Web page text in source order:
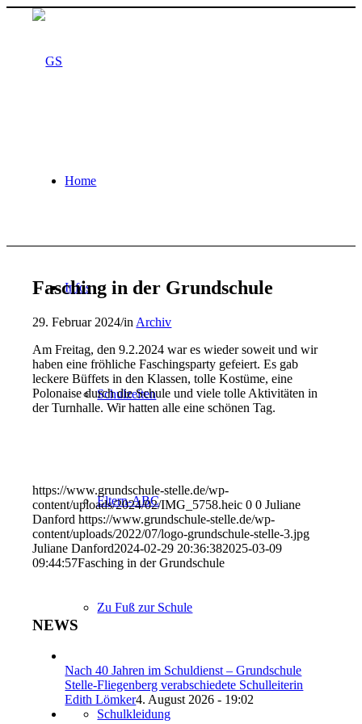
Home
Infos
Schulzeiten
Eltern-ABC
Zu Fuß zur Schule
Schulkleidung
Fasching in der Grundschule
29. Februar 2024/in Archiv
Am Freitag, den 9.2.2024 war es wieder soweit und wir
haben eine fröhliche Faschingsparty gefeiert. Es gab
leckere Büffets in den Klassen, tolle Kostüme, eine
Polonaise durch die Schule und viele tolle Aktivitäten in
der Turnhalle. Wir hatten alle eine schönen Tag.
https://www.grundschule-stelle.de/wp-
content/uploads/2024/02/IMG_5758.heic 0 0 Juliane
Danford https://www.grundschule-stelle.de/wp-
content/uploads/2022/07/logo-grundschule-stelle-3.jpg
Juliane Danford2024-02-29 20:36:382025-03-09
09:44:57Fasching in der Grundschule
NEWS
Nach 40 Jahren im Schuldienst – Grundschule
Stelle-Fliegenberg verabschiedete Schulleiterin
Edith Lömker4. August 2026 - 19:02